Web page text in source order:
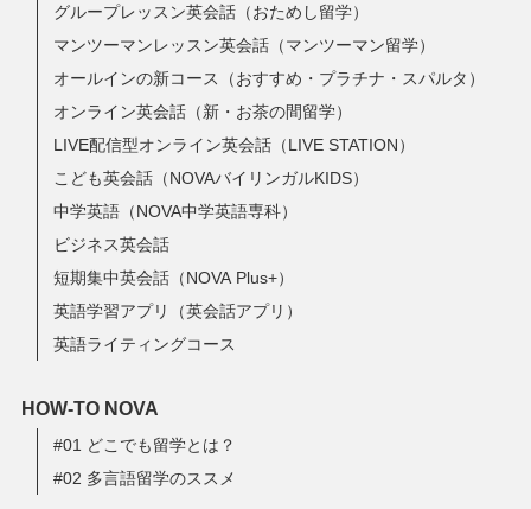
グループレッスン英会話（おためし留学）
マンツーマンレッスン英会話（マンツーマン留学）
オールインの新コース（おすすめ・プラチナ・スパルタ）
オンライン英会話（新・お茶の間留学）
LIVE配信型オンライン英会話（LIVE STATION）
こども英会話（NOVAバイリンガルKIDS）
中学英語（NOVA中学英語専科）
ビジネス英会話
短期集中英会話（NOVA Plus+）
英語学習アプリ（英会話アプリ）
英語ライティングコース
HOW-TO NOVA
#01 どこでも留学とは？
#02 多言語留学のススメ